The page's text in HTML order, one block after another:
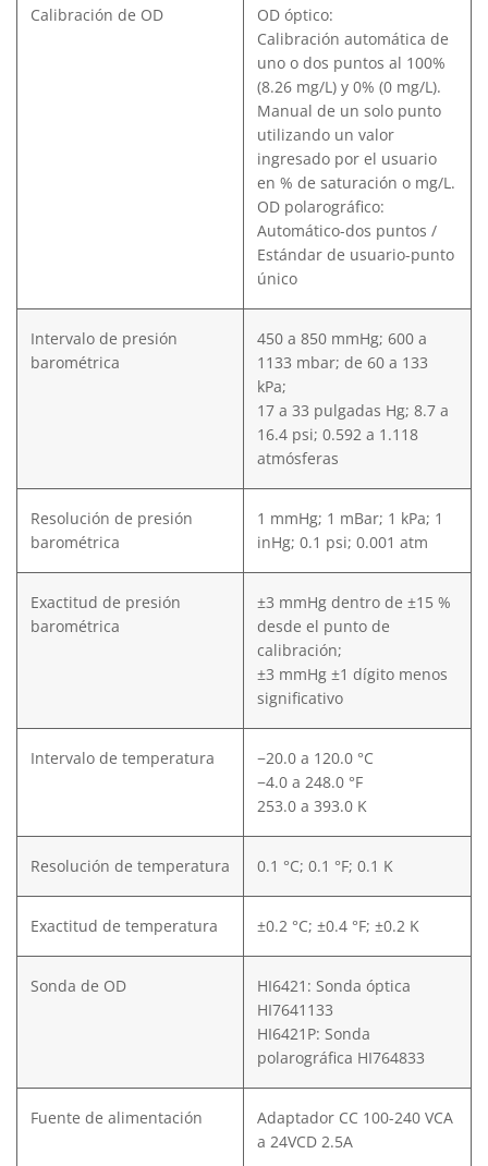
Calibración de OD
OD óptico:
Calibración automática de
uno o dos puntos al 100%
(8.26 mg/L) y 0% (0 mg/L).
Manual de un solo punto
utilizando un valor
ingresado por el usuario
en % de saturación o mg/L.
OD polarográfico:
Automático-dos puntos /
Estándar de usuario-punto
único
Intervalo de presión
barométrica
450 a 850 mmHg; 600 a
1133 mbar; de 60 a 133
kPa;
17 a 33 pulgadas Hg; 8.7 a
16.4 psi; 0.592 a 1.118
atmósferas
Resolución de presión
barométrica
1 mmHg; 1 mBar; 1 kPa; 1
inHg; 0.1 psi; 0.001 atm
Exactitud de presión
barométrica
±3 mmHg dentro de ±15 %
desde el punto de
calibración;
±3 mmHg ±1 dígito menos
significativo
Intervalo de temperatura
−20.0 a 120.0 °C
−4.0 a 248.0 °F
253.0 a 393.0 K
Resolución de temperatura 0.1 °C; 0.1 °F; 0.1 K
Exactitud de temperatura ±0.2 °C; ±0.4 °F; ±0.2 K
Sonda de OD
HI6421: Sonda óptica
HI7641133
HI6421P: Sonda
polarográfica HI764833
Fuente de alimentación
Adaptador CC 100-240 VCA
a 24VCD 2.5A